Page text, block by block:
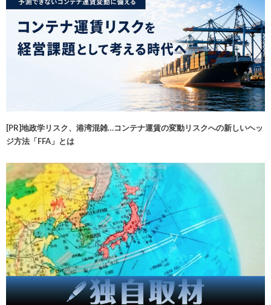
[PR]地政学リスク、港湾混雑…コンテナ運賃の変動リスクへの新しいヘッ
ジ方法「FFA」とは